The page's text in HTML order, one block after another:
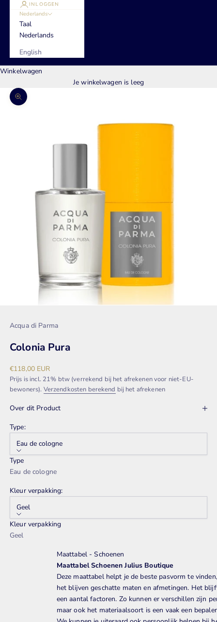
INLOGGEN
Nederlands
Taal
Nederlands
English
Winkelwagen
Je winkelwagen is leeg
In-/uitzoomen
Acqua di Parma
Colonia Pura
Aanbiedingsprijs
€118,00 EUR
Prijs is incl. 21% btw (verrekend bij het afrekenen voor niet-EU-
bewoners). Verzendkosten berekend bij het afrekenen
Over dit Product
Type:
Eau de cologne
Type
Eau de cologne
Kleur verpakking:
Geel
Kleur verpakking
Geel
Maattabel - Schoenen
Maattabel Schoenen Julius Boutique
Deze maattabel helpt je de beste pasvorm te
het blijven geschatte maten en afmetingen. Het
een aantal factoren. Zo kunnen er verschillen zijn
maar ook het materiaalsoort is een vaak een